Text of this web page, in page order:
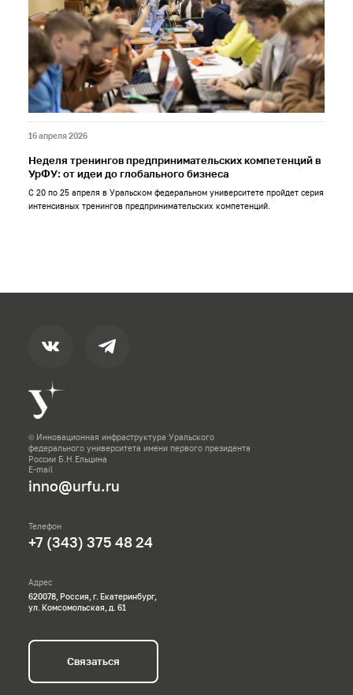
16 апреля 2026
Неделя тренингов предпринимательских компетенций в
УрФУ: от идеи до глобального бизнеса
С 20 по 25 апреля в Уральском федеральном университете пройдет серия
интенсивных тренингов предпринимательских компетенций.
© Инновационная инфраструктура Уральского
федерального университета имени первого президента
России Б.Н.Ельцина
E-mail
inno@urfu.ru
Телефон
+7 (343) 375 48 24
Адрес
620078, Россия, г. Екатеринбург,
ул. Комсомольская, д. 61
Связаться